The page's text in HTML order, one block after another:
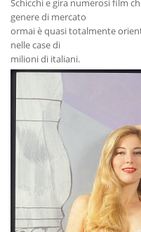
Schicchi e gira numerosi film
genere di mercato
ormai è quasi totalmente
nelle case di
milioni di italiani.